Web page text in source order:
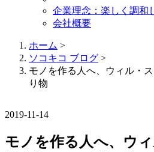
企業理念：楽しく調和
会社概要
ホーム >
ソコキコ ブログ >
モノを作る人へ、ウィル・
り物
2019-11-14
モノを作る人へ、ウ